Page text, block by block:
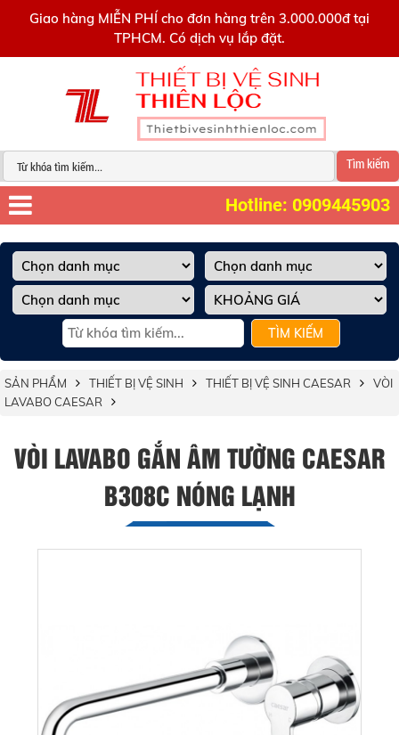
Giao hàng MIỄN PHÍ cho đơn hàng trên 3.000.000đ tại
TPHCM. Có dịch vụ lắp đặt.
Tìm kiếm
Hotline: 0909445903
TÌM KIẾM
SẢN PHẨM THIẾT BỊ VỆ SINH THIẾT BỊ VỆ SINH CAESAR
VÒI
LAVABO CAESAR
VÒI LAVABO GẮN ÂM TƯỜNG CAESAR
B308C NÓNG LẠNH
0909445903